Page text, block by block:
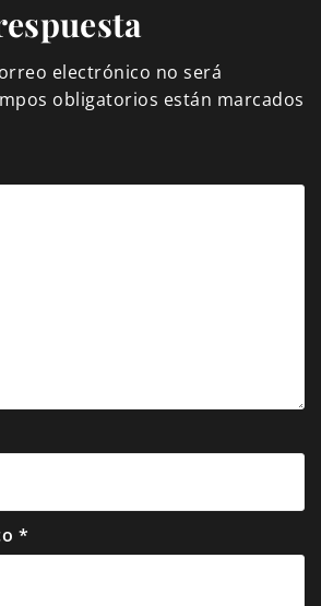
electrónico no será
obligatorios están marcados
*